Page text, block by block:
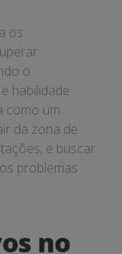
os
o
habilidade
como um
da zona de
e buscar
problemas.
no